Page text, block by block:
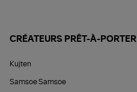
CRÉATEURS PRÊT-À-PORTER
Kujten
Samsoe Samsoe